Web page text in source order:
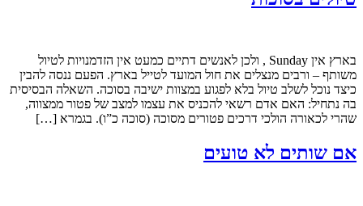
בארץ אין Sunday , ולכן לאנשים דתיים כמעט אין הזדמנויות לטיול
משותף – ורבים מנצלים את חול המועד לטייל בארץ. הפעם ננסה להבין
כיצד נוכל לשלב טיול בלא לפגוע במצוות ישיבה בסוכה. השאלה הבסיסית
בה נתחיל: האם אדם רשאי להכניס את עצמו למצב של פטור ממצווה,
שהרי לכאורה הולכי דרכים פטורים מסוכה (סוכה כ”ו). בגמרא […]
אם שותים לא טועים